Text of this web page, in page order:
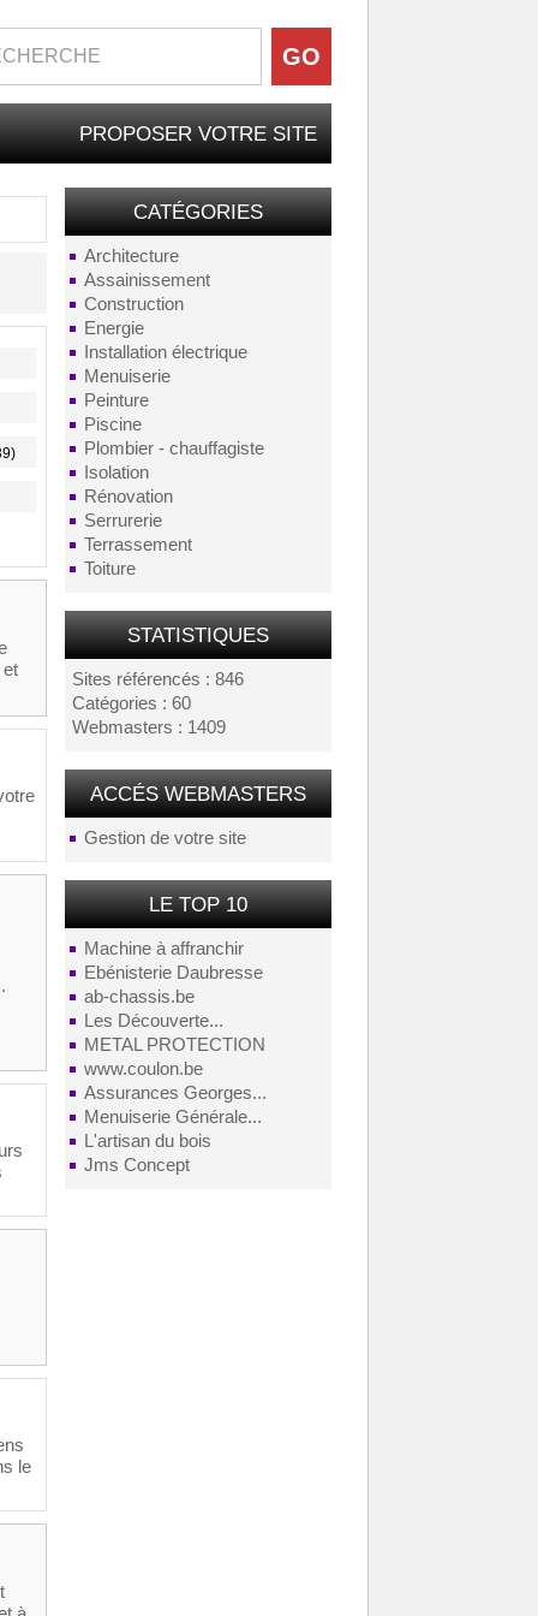
PROPOSER VOTRE SITE
CATÉGORIES
Architecture
Assainissement
Construction
Energie
Installation électrique
Menuiserie
Peinture
Piscine
Plombier - chauffagiste
Isolation
Rénovation
Serrurerie
Terrassement
Toiture
STATISTIQUES
Sites référencés : 846
Catégories : 60
Webmasters : 1409
ACCÉS WEBMASTERS
Gestion de votre site
LE TOP 10
Machine à affranchir
Ebénisterie Daubresse
ab-chassis.be
Les Découverte...
METAL PROTECTION
www.coulon.be
Assurances Georges...
Menuiserie Générale...
L'artisan du bois
Jms Concept
et
le